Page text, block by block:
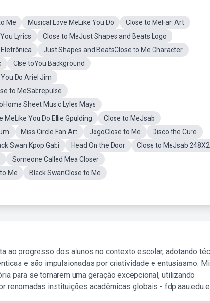
Me Musical Love MeLike You Do
Close to MeFan Art
Lyrics
Close to MeJust Shapes and Beats Logo
Just Shapes and BeatsClose to Me Character
Clse toYou Background
You Do Ariel Jim
to MeSabrepulse
Sheet Music Lyles Mays
MeLike You Do Ellie Gpulding
Close to MeJsab
Miss Circle Fan Art JogoClose to Me
Disco the Cure
Swan Kpop Gabi Head On the Door
Close to MeJsab
Someone Called Mea Closer
Me
Black SwanClose to Me
ao progresso dos alunos no contexto escolar, adotando
e são impulsionadas por criatividade e entusiasmo.
para se tornarem uma geração excepcional, utilizando
renomadas instituições acadêmicas globais -